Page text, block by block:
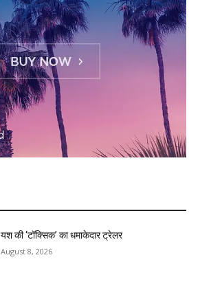
यश की ‘टॉक्सिक’ का धमाकेदार ट्रेलर
August 8, 2026